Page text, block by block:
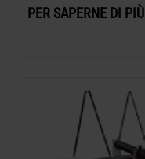
PER SAPERNE DI PIÙ